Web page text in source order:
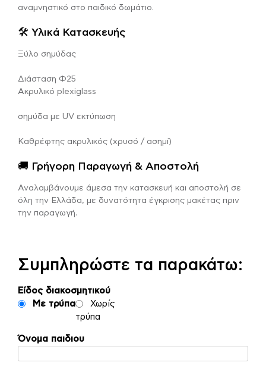
αναμνηστικό στο παιδικό δωμάτιο.
🛠 Υλικά Κατασκευής
Ξύλο σημύδας
Διάσταση Φ25
Ακρυλικό plexiglass
σημύδα με UV εκτύπωση
Καθρέφτης ακρυλικός (χρυσό / ασημί)
🚚 Γρήγορη Παραγωγή & Αποστολή
Αναλαμβάνουμε άμεσα την κατασκευή και αποστολή σε
όλη την Ελλάδα, με δυνατότητα έγκρισης μακέτας πριν
την παραγωγή.
Συμπληρώστε τα παρακάτω:
Είδος διακοσμητικού
Με τρύπα
Χωρίς
τρύπα
Όνομα παιδιου